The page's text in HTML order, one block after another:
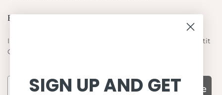
Blieb auf dem laufenden
Informieren Sie sich über die neuesten Angebote von Petit
Crabe
Subscribe
SIGN UP AND GET